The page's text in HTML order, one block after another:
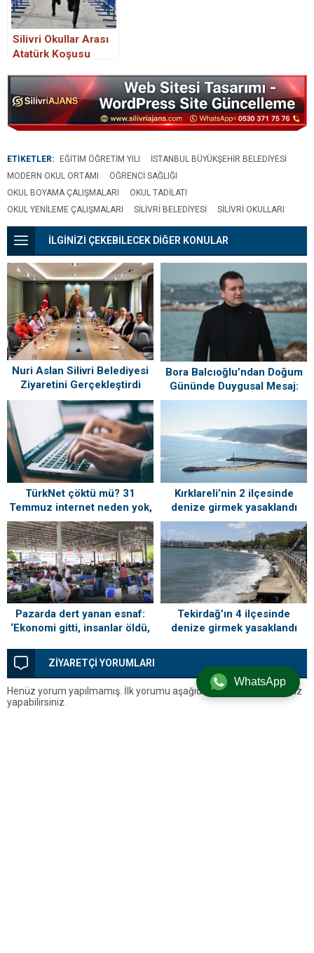
Silivri Okullar Arası
Atatürk Koşusu
ETİKETLER: EĞITIM ÖĞRETIM YILI
İSTANBUL BÜYÜKŞEHIR BELEDIYESI
MODERN OKUL ORTAMI
ÖĞRENCI SAĞLIĞI
OKUL BOYAMA ÇALIŞMALARI
OKUL TADILATI
OKUL YENILEME ÇALIŞMALARI
SILIVRI BELEDIYESI SILIVRI OKULLARI
İLGİNİZİ ÇEKEBİLECEK DİĞER KONULAR
Nuri Aslan Silivri Belediyesi
Ziyaretini Gerçekleştirdi
Bora Balcıoğlu’ndan Doğum
Gününde Duygusal Mesaj:
“Silivri’mi Çok Özlüyorum”
TürkNet çöktü mü? 31
Temmuz internet neden yok,
ne zaman gelecek?
Kırklareli’nin 2 ilçesinde
denize girmek yasaklandı
Pazarda dert yanan esnaf:
‘Ekonomi gitti, insanlar öldü,
lazım’
Tekirdağ’ın 4 ilçesinde
denize girmek yasaklandı
ZİYARETÇİ YORUMLARI
Henüz yorum yapılmamış. İlk yorumu aşağıdaki form aracılığıyla siz
yapabilirsiniz.
WhatsApp